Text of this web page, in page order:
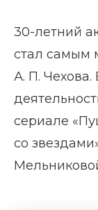
30-летний
стал самым
А. П.
сериале
со